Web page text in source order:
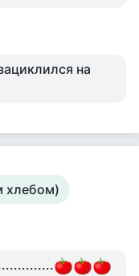
на
хлебом)